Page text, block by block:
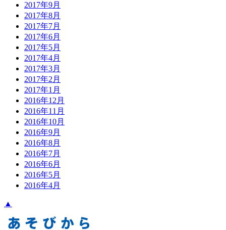
2017年9月
2017年8月
2017年7月
2017年6月
2017年5月
2017年4月
2017年3月
2017年2月
2017年1月
2016年12月
2016年11月
2016年10月
2016年9月
2016年8月
2016年7月
2016年6月
2016年5月
2016年4月
▲